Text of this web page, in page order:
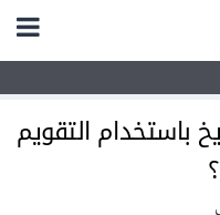
باستخدام التقويم